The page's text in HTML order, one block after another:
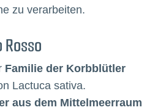
zu verarbeiten.
Familie der Korbblütler
Lactuca sativa.
aus dem Mittelmeerraum